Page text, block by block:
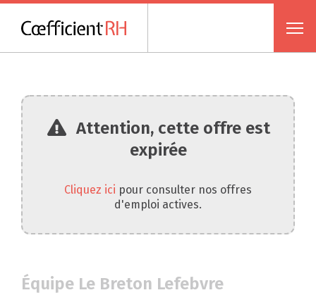
Attention, cette offre est
expirée
Cliquez ici pour consulter nos offres
d'emploi actives.
Équipe Le Breton Lefebvre